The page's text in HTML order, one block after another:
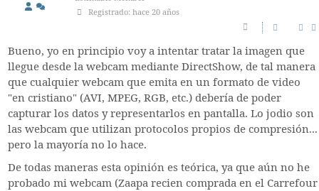
Registrado: hace 20 años
Bueno, yo en principio voy a intentar tratar la imagen que
llegue desde la webcam mediante DirectShow, de tal manera
que cualquier webcam que emita en un formato de video
"en cristiano" (AVI, MPEG, RGB, etc.) debería de poder
capturar los datos y representarlos en pantalla. Lo jodio son
las webcam que utilizan protocolos propios de compresión...
pero la mayoría no lo hace.
De todas maneras esta opinión es teórica, ya que aún no he
probado mi webcam (Zaapa recien comprada en el Carrefour